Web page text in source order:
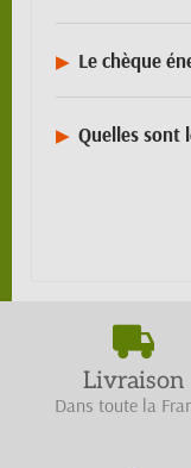
Le chèque
Quelles sont
Livraison
Dans toute la